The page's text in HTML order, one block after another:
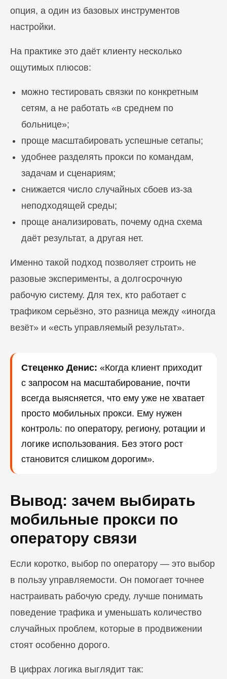
опция, а один из базовых инструментов
настройки.
На практике это даёт клиенту несколько
ощутимых плюсов:
можно тестировать связки по конкретным
сетям, а не работать «в среднем по
больнице»;
проще масштабировать успешные сетапы;
удобнее разделять прокси по командам,
задачам и сценариям;
снижается число случайных сбоев из-за
неподходящей среды;
проще анализировать, почему одна схема
даёт результат, а другая нет.
Именно такой подход позволяет строить не
разовые эксперименты, а долгосрочную
рабочую систему. Для тех, кто работает с
трафиком серьёзно, это разница между «иногда
везёт» и «есть управляемый результат».
Стеценко Денис: «Когда клиент приходит
с запросом на масштабирование, почти
всегда выясняется, что ему уже не хватает
просто мобильных прокси. Ему нужен
контроль: по оператору, региону, ротации и
логике использования. Без этого рост
становится слишком дорогим».
Вывод: зачем выбирать
мобильные прокси по
оператору связи
Если коротко, выбор по оператору — это выбор
в пользу управляемости. Он помогает точнее
настраивать рабочую среду, лучше понимать
поведение трафика и уменьшать количество
случайных проблем, которые в продвижении
стоят особенно дорого.
В цифрах логика выглядит так:
Похожиестатьи
Блог
ПЕРЕЙТИ В БЛОГ
ПЕРЕЙТИ В БЛОГ